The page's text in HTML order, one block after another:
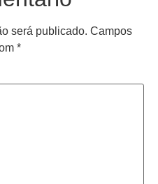
será publicado. Campos
*